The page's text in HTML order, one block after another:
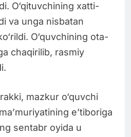
O‘qituvchining xatti-
va unga nisbatan
O‘quvchining ota-
chaqirilib, rasmiy
mazkur o‘quvchi
e’tiboriga
sentabr oyida u